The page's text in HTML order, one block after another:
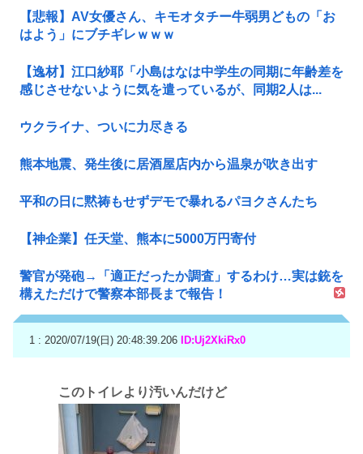
【悲報】AV女優さん、キモオタチー牛弱男どもの「お
はよう」にブチギレｗｗｗ
【逸材】江口紗耶「小島はなは中学生の同期に年齢差を
感じさせないように気を遣っているが、同期2人は...
ウクライナ、ついに力尽きる
熊本地震、発生後に居酒屋店内から温泉が吹き出す
平和の日に黙祷もせずデモで暴れるパヨクさんたち
【神企業】任天堂、熊本に5000万円寄付
警官が発砲→「適正だったか調査」するわけ…実は銃を
構えただけで警察本部長まで報告！
1 : 2020/07/19(日) 20:48:39.206 ID:Uj2XkiRx0
このトイレより汚いんだけど